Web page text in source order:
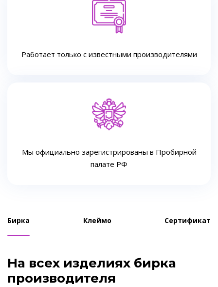
Работает только с известными производителями
Мы официально зарегистрированы в Пробирной
палате РФ
Бирка Клеймо Сертификат
На всех изделиях бирка
производителя